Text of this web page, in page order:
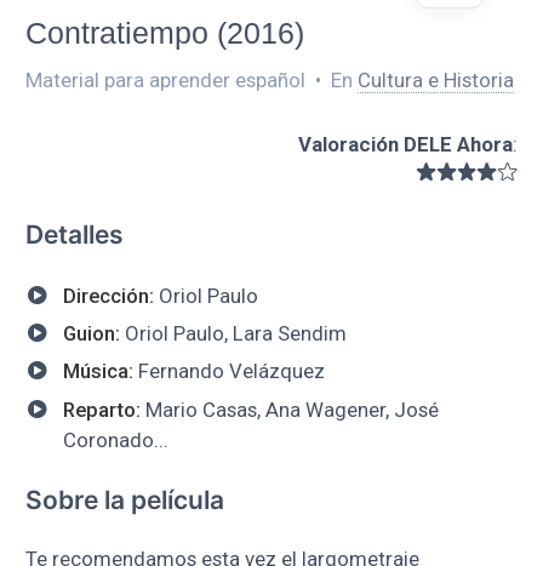
Contratiempo (2016)
Material para aprender español • En Cultura e Historia
Valoración DELE Ahora:
Detalles
Dirección: Oriol Paulo
Guion: Oriol Paulo, Lara Sendim
Música: Fernando Velázquez
Reparto: Mario Casas, Ana Wagener, José
Coronado...
Sobre la película
Te recomendamos esta vez el largometraje